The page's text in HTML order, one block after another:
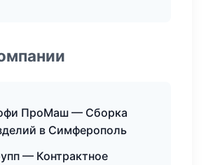
ПроМаш — Сборка
в Симферополь
— Контрактное